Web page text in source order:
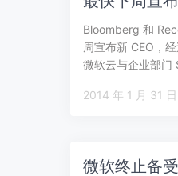
Bloomberg 和
周宣布新 CEO，
微软云与企业部
微软终止备